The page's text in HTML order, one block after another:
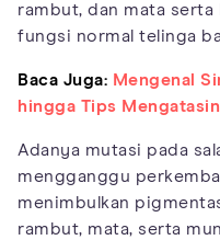
rambut, dan mata
fungsi normal telinga
Baca Juga: Mengenal
hingga Tips
Adanya mutasi pada
mengganggu
menimbulkan
rambut, mata, serta